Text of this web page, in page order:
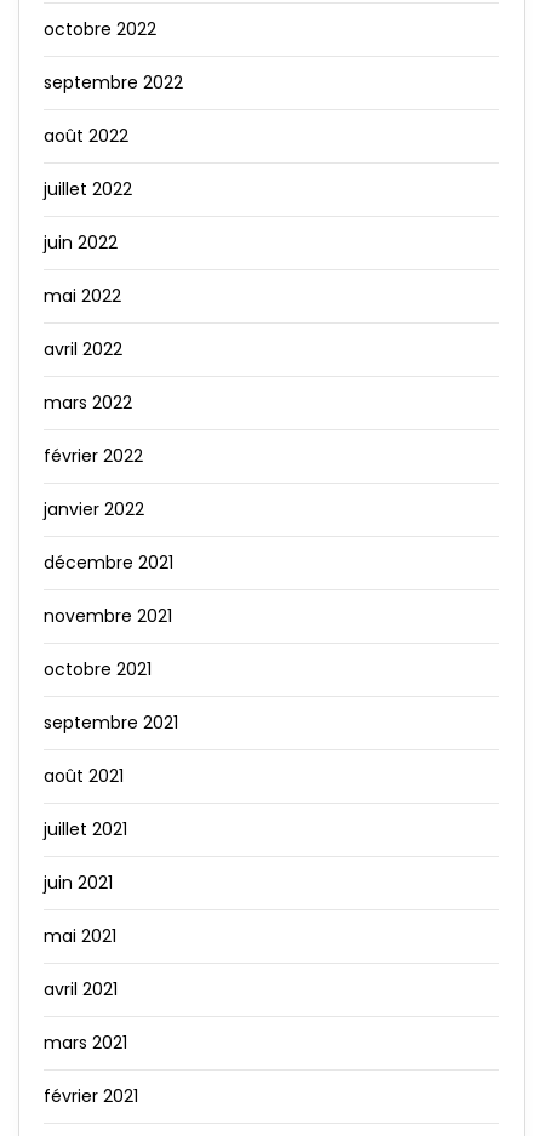
octobre 2022
septembre 2022
août 2022
juillet 2022
juin 2022
mai 2022
avril 2022
mars 2022
février 2022
janvier 2022
décembre 2021
novembre 2021
octobre 2021
septembre 2021
août 2021
juillet 2021
juin 2021
mai 2021
avril 2021
mars 2021
février 2021